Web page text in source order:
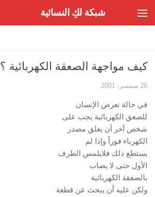
شبكة لكِ النسائية
كيف مواجهة الصعقة الكهربائية ؟
26 سبتمبر، 2001
في حالة تعرض الإنسان
للصعق الكهربائية يجب على
شخص آخر أن يغلق مصدر
الكهرباء فوراً وإذا لم
يستطع ذلك فلايلمس الطرف
الأول حتى لا يصاب
بالصعقة الكهربائية
ولكن عليه أن يبحث عن قطعة